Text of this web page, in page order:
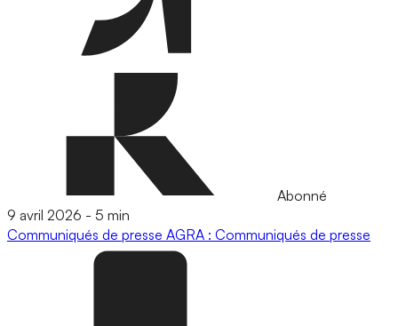
Abonné
9 avril 2026 - 5 min
Communiqués de presse AGRA : Communiqués de presse